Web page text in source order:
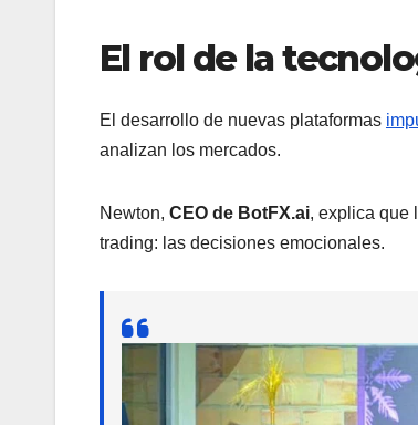
El rol de la
El desarrollo de nuevas plataformas
analizan los mercados.
Newton, CEO de BotFX.ai, explica que
trading: las decisiones emocionales.